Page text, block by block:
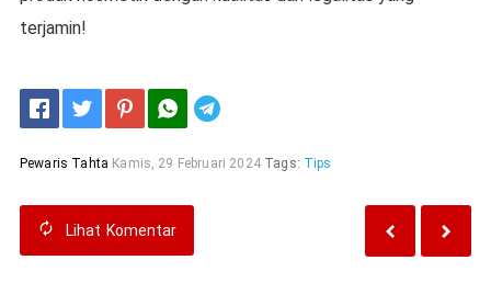
terjamin!
Pewaris Tahta Kamis, 29 Februari 2024 Tags: Tips
Lihat Komentar